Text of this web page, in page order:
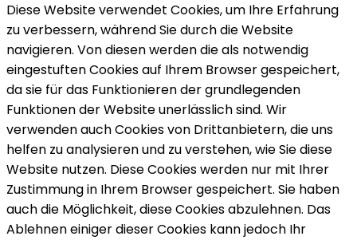
Diese Website verwendet Cookies, um Ihre Erfahrung
zu verbessern, während Sie durch die Website
navigieren. Von diesen werden die als notwendig
eingestuften Cookies auf Ihrem Browser gespeichert,
da sie für das Funktionieren der grundlegenden
Funktionen der Website unerlässlich sind. Wir
verwenden auch Cookies von Drittanbietern, die uns
helfen zu analysieren und zu verstehen, wie Sie diese
Website nutzen. Diese Cookies werden nur mit Ihrer
Zustimmung in Ihrem Browser gespeichert. Sie haben
auch die Möglichkeit, diese Cookies abzulehnen. Das
Ablehnen einiger dieser Cookies kann jedoch Ihr